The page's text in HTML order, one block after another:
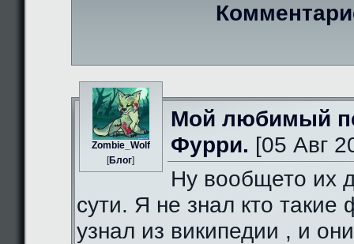
Zombie_Wolf
[Блог]
Мой любимый
Фурри. [05 Авг
Ну вообщето их
сути. Я не знал кто такие
узнал из википедии , и